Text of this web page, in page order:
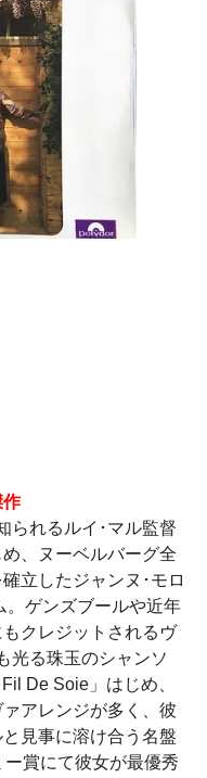
作
られるルイ･マル監督
、ヌーベルバーグ全
立したジャンヌ･モロ
。ゲンズブールや近年
クレジットされるヴ
光る珠玉のシャンソ
De Soie」はじめ、
アレンジが多く、彼
見事に溶け合う名盤
賞にて彼女が最優秀